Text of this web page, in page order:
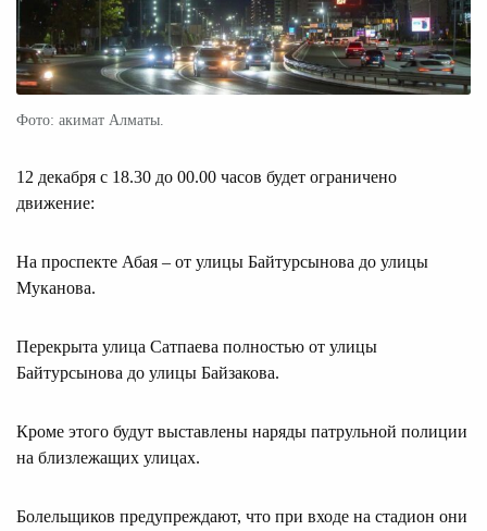
Фото: акимат Алматы.
12 декабря с 18.30 до 00.00 часов будет ограничено
движение:
На проспекте Абая – от улицы Байтурсынова до улицы
Муканова.
Перекрыта улица Сатпаева полностью от улицы
Байтурсынова до улицы Байзакова.
Кроме этого будут выставлены наряды патрульной полиции
на близлежащих улицах.
Болельщиков предупреждают, что при входе на стадион они